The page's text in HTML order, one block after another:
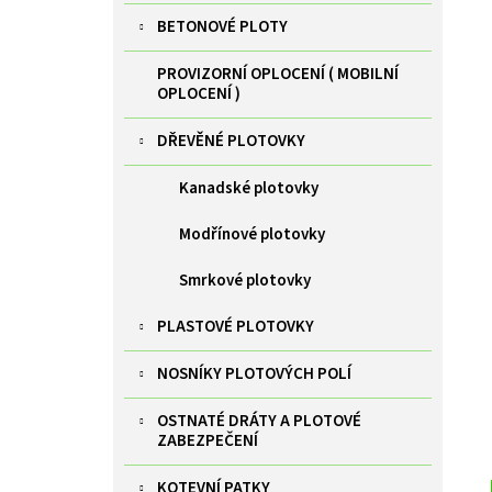
BETONOVÉ PLOTY
PROVIZORNÍ OPLOCENÍ ( MOBILNÍ
OPLOCENÍ )
DŘEVĚNÉ PLOTOVKY
Kanadské plotovky
Modřínové plotovky
Smrkové plotovky
PLASTOVÉ PLOTOVKY
NOSNÍKY PLOTOVÝCH POLÍ
OSTNATÉ DRÁTY A PLOTOVÉ
ZABEZPEČENÍ